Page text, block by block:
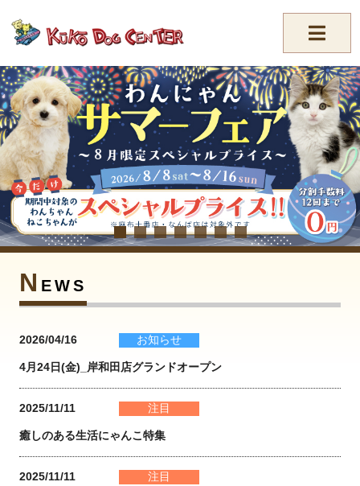
//-->
N EWS
2026/04/16 お知らせ
4月24日(金)_岸和田店グランドオープン
2025/11/11 注目
癒しのある生活にゃんこ特集
2025/11/11 注目